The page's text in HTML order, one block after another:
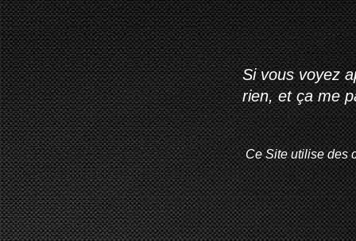
Si vous voyez
rien, et ça me
Ce Site utilise des